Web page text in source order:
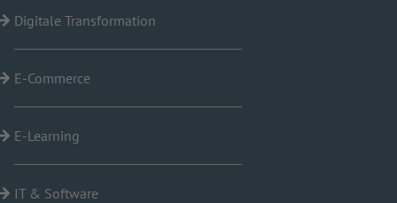
Digitale Transformation
E-Commerce
E-Learning
IT & Software